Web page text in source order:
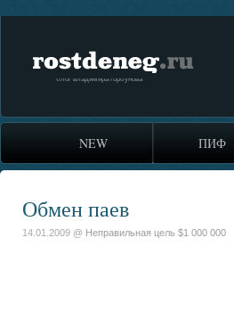
rostdeneg.ru
блог владимира горбунова
NEW ПИФ
Обмен паев
14.01.2009 @ Неправильная цель $1 000 000